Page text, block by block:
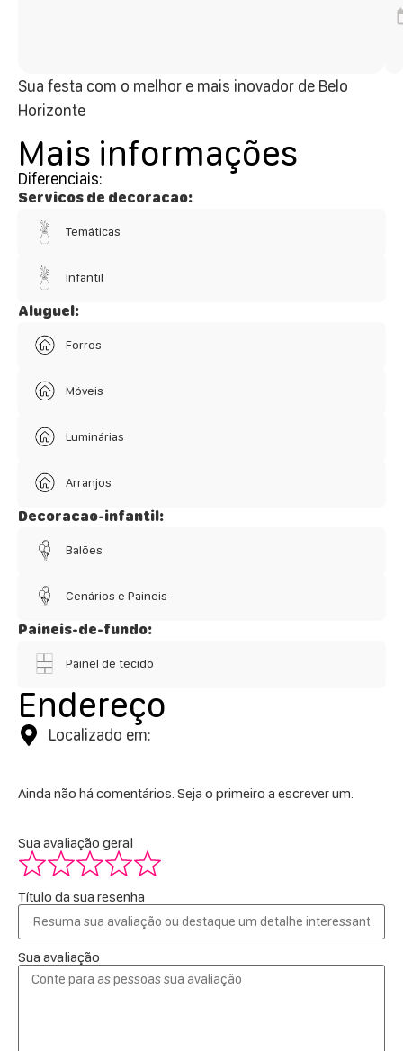
Sua festa com o melhor e mais inovador de Belo
Horizonte
Mais informações
Diferenciais:
Servicos de decoracao:
Temáticas
Infantil
Aluguel:
Forros
Móveis
Luminárias
Arranjos
Decoracao-infantil:
Balões
Cenários e Paineis
Paineis-de-fundo:
Painel de tecido
Endereço
Localizado em:
Ainda não há comentários. Seja o primeiro a escrever um.
Sua avaliação geral
Título da sua resenha
Sua avaliação